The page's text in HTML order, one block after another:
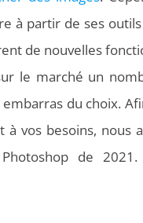
à partir de ses outils
de nouvelles
le marché un
du choix.
vos besoins, nous
de 2021.